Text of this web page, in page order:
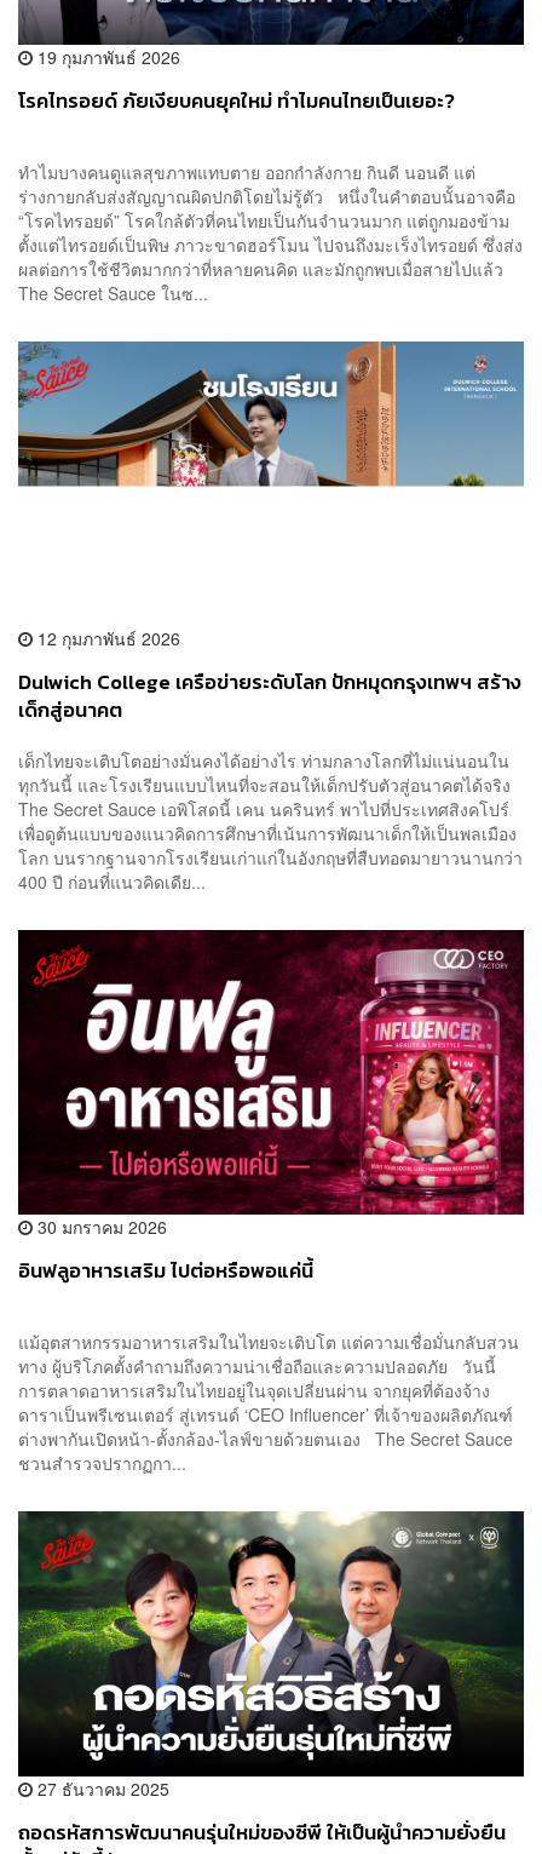
19 กุมภาพันธ์ 2026
โรคไทรอยด์ ภัยเงียบคนยุคใหม่ ทำไมคนไทยเป็นเยอะ?
ทำไมบางคนดูแลสุขภาพแทบตาย ออกกำลังกาย กินดี นอนดี แต่
ร่างกายกลับส่งสัญญาณผิดปกติโดยไม่รู้ตัว หนึ่งในคำตอบนั้นอาจคือ
“โรคไทรอยด์” โรคใกล้ตัวที่คนไทยเป็นกันจำนวนมาก แต่ถูกมองข้าม
ตั้งแต่ไทรอยด์เป็นพิษ ภาวะขาดฮอร์โมน ไปจนถึงมะเร็งไทรอยด์ ซึ่งส่ง
ผลต่อการใช้ชีวิตมากกว่าที่หลายคนคิด และมักถูกพบเมื่อสายไปแล้ว
The Secret Sauce ในซ...
12 กุมภาพันธ์ 2026
Dulwich College เครือข่ายระดับโลก ปักหมุดกรุงเทพฯ สร้าง
เด็กสู่อนาคต
เด็กไทยจะเติบโตอย่างมั่นคงได้อย่างไร ท่ามกลางโลกที่ไม่แน่นอนใน
ทุกวันนี้ และโรงเรียนแบบไหนที่จะสอนให้เด็กปรับตัวสู่อนาคตได้จริง
The Secret Sauce เอพิโสดนี้ เคน นครินทร์ พาไปที่ประเทศสิงคโปร์
เพื่อดูต้นแบบของแนวคิดการศึกษาที่เน้นการพัฒนาเด็กให้เป็นพลเมือง
โลก บนรากฐานจากโรงเรียนเก่าแก่ในอังกฤษที่สืบทอดมายาวนานกว่า
400 ปี ก่อนที่แนวคิดเดีย...
30 มกราคม 2026
อินฟลูอาหารเสริม ไปต่อหรือพอแค่นี้
แม้อุตสาหกรรมอาหารเสริมในไทยจะเติบโต แต่ความเชื่อมั่นกลับสวน
ทาง ผู้บริโภคตั้งคำถามถึงความน่าเชื่อถือและความปลอดภัย วันนี้
การตลาดอาหารเสริมในไทยอยู่ในจุดเปลี่ยนผ่าน จากยุคที่ต้องจ้าง
ดาราเป็นพรีเซนเตอร์ สู่เทรนด์ ‘CEO Influencer’ ที่เจ้าของผลิตภัณฑ์
ต่างพากันเปิดหน้า-ตั้งกล้อง-ไลฟ์ขายด้วยตนเอง The Secret Sauce
ชวนสำรวจปรากฏกา...
27 ธันวาคม 2025
ถอดรหัสการพัฒนาคนรุ่นใหม่ของซีพี ให้เป็นผู้นำความยั่งยืน